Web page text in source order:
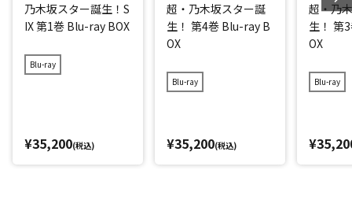
乃木坂スター誕生！S
IX 第1巻 Blu-ray BOX
Blu-ray
¥35,200(税込)
超・乃木坂スター誕
生！ 第4巻 Blu-ray B
OX
Blu-ray
¥35,200(税込)
超・乃
生！ 第
OX
Blu-ray